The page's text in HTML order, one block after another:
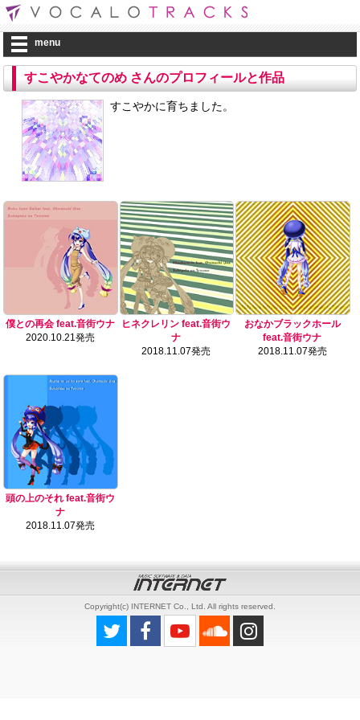
menu
すこやかなてのめ さんのプロフィールと作品
すこやかに育ちました。
僕との再会 feat.音街ウナ
2020.10.21発売
ヒネクレリン feat.音街ウ
ナ
2018.11.07発売
おなかブラックホール
feat.音街ウナ
2018.11.07発売
頭の上のそれ feat.音街ウ
ナ
2018.11.07発売
Copyright(c) INTERNET Co., Ltd. All rights reserved.